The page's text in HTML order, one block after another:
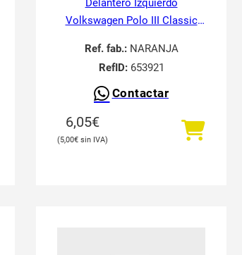
Delantero Izquierdo
Volkswagen Polo III Classic
Ref. fab.:NARANJA
RefID:653921
Contactar
6,05€
5,00€